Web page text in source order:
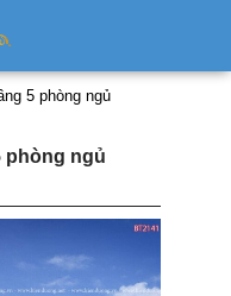
5 phòng ngủ
phòng ngủ